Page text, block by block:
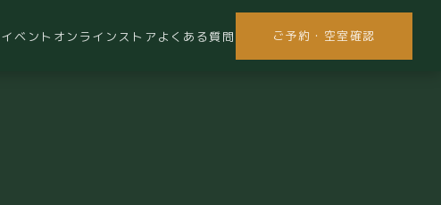
イベント オンラインストア よくある質問 ご予約・空室確認